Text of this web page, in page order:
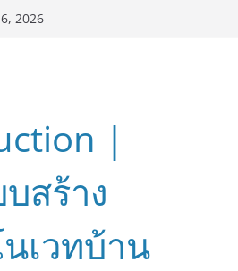
2026
|
สร้าง
เวทบ้าน